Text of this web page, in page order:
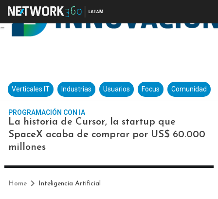
Verticales IT Industrias Usuarios Focus Comunidad
PROGRAMACIÓN CON IA
La historia de Cursor, la startup que
SpaceX acaba de comprar por US$ 60.000
millones
Home Inteligencia Artificial